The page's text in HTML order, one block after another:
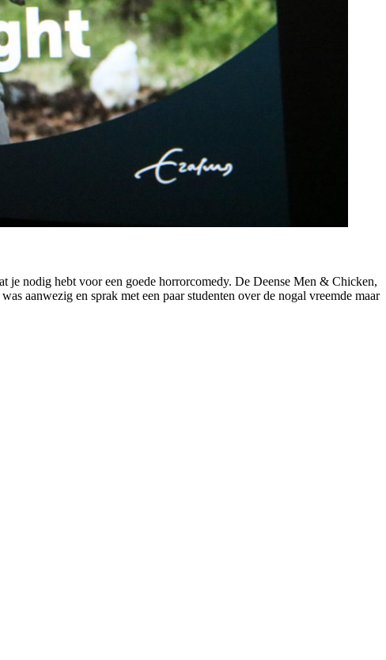
je nodig hebt voor een goede horrorcomedy. De Deense Men & Chicken,
aanwezig en sprak met een paar studenten over de nogal vreemde maar